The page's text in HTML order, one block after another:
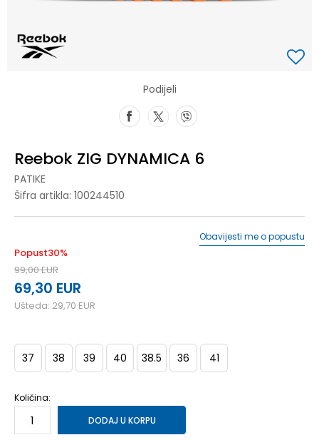
Podijeli
Reebok ZIG DYNAMICA 6
PATIKE
Šifra artikla: 100244510
Popust30%
99,00EUR
69,30 EUR
Ušteda: 29,70 EUR
Obavijesti me o popustu
37 38 39 40 38.5 36 41
Količina:
DODAJ U KORPU